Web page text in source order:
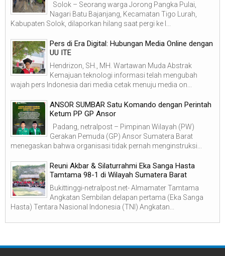
Solok – Seorang warga Jorong Pangka Pulai,
Nagari Batu Bajanjang, Kecamatan Tigo Lurah,
Kabupaten Solok, dilaporkan hilang saat pergi ke l...
Pers di Era Digital: Hubungan Media Online dengan
UU ITE
Hendrizon, SH., MH. Wartawan Muda Abstrak
Kemajuan teknologi informasi telah mengubah
wajah pers Indonesia dari media cetak menuju media on...
ANSOR SUMBAR Satu Komando dengan Perintah
Ketum PP GP Ansor
Padang, netralpost – Pimpinan Wilayah (PW)
Gerakan Pemuda (GP) Ansor Sumatera Barat
menegaskan bahwa organisasi tidak pernah menginstruksi...
Reuni Akbar & Silaturrahmi Eka Sanga Hasta
Tamtama 98-1 di Wilayah Sumatera Barat
Bukittinggi-netralpost.net- Almamater Tamtama
Angkatan Sembilan delapan pertama (Eka Sanga
Hasta) Tentara Nasional Indonesia (TNI) Angkatan...